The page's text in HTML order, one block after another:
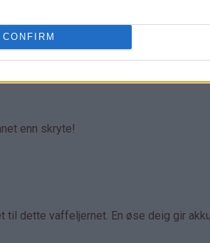
CONFIRM
enn skryte!
dette vaffeljernet. En øse deig gir